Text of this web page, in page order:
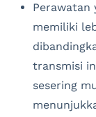
Perawatan
memiliki
transmisi
sesering